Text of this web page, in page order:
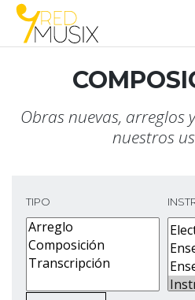
Saltar
contenido
Obras nuevas, arreglos
nuestros
TIPO